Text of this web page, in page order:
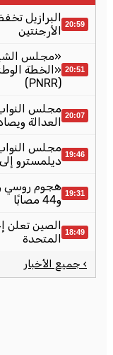
20:59 البرازيل
الأرجنتين
20:51
«مجلس
«الخطة
(PNRR)
20:07 مجلس
العدالة
19:46 مجلس
ديلمسترو إلى
19:31
و44 مصابًا
18:49 الصين تعلن
المتحدة
› جميع الأخبار